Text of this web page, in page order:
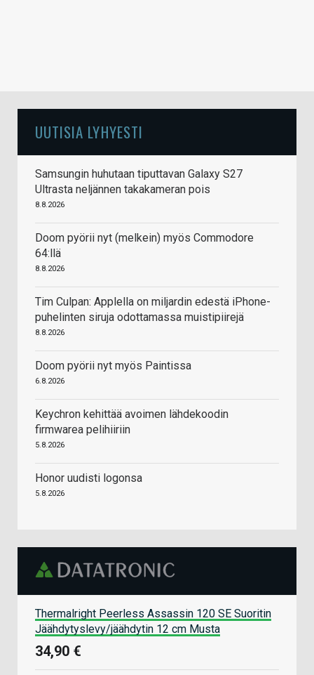
UUTISIA LYHYESTI
Samsungin huhutaan tiputtavan Galaxy S27
Ultrasta neljännen takakameran pois
8.8.2026
Doom pyörii nyt (melkein) myös Commodore
64:llä
8.8.2026
Tim Culpan: Applella on miljardin edestä iPhone-
puhelinten siruja odottamassa muistipiirejä
8.8.2026
Doom pyörii nyt myös Paintissa
6.8.2026
Keychron kehittää avoimen lähdekoodin
firmwarea pelihiiriin
5.8.2026
Honor uudisti logonsa
5.8.2026
Thermalright Peerless Assassin 120 SE Suoritin
Jäähdytyslevy/jäähdytin 12 cm Musta
34,90 €